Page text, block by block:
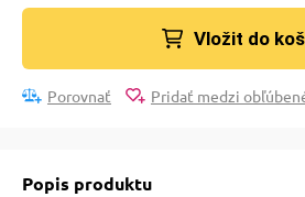
Vložit do
Porovnať Pridať medzi
Popis produktu